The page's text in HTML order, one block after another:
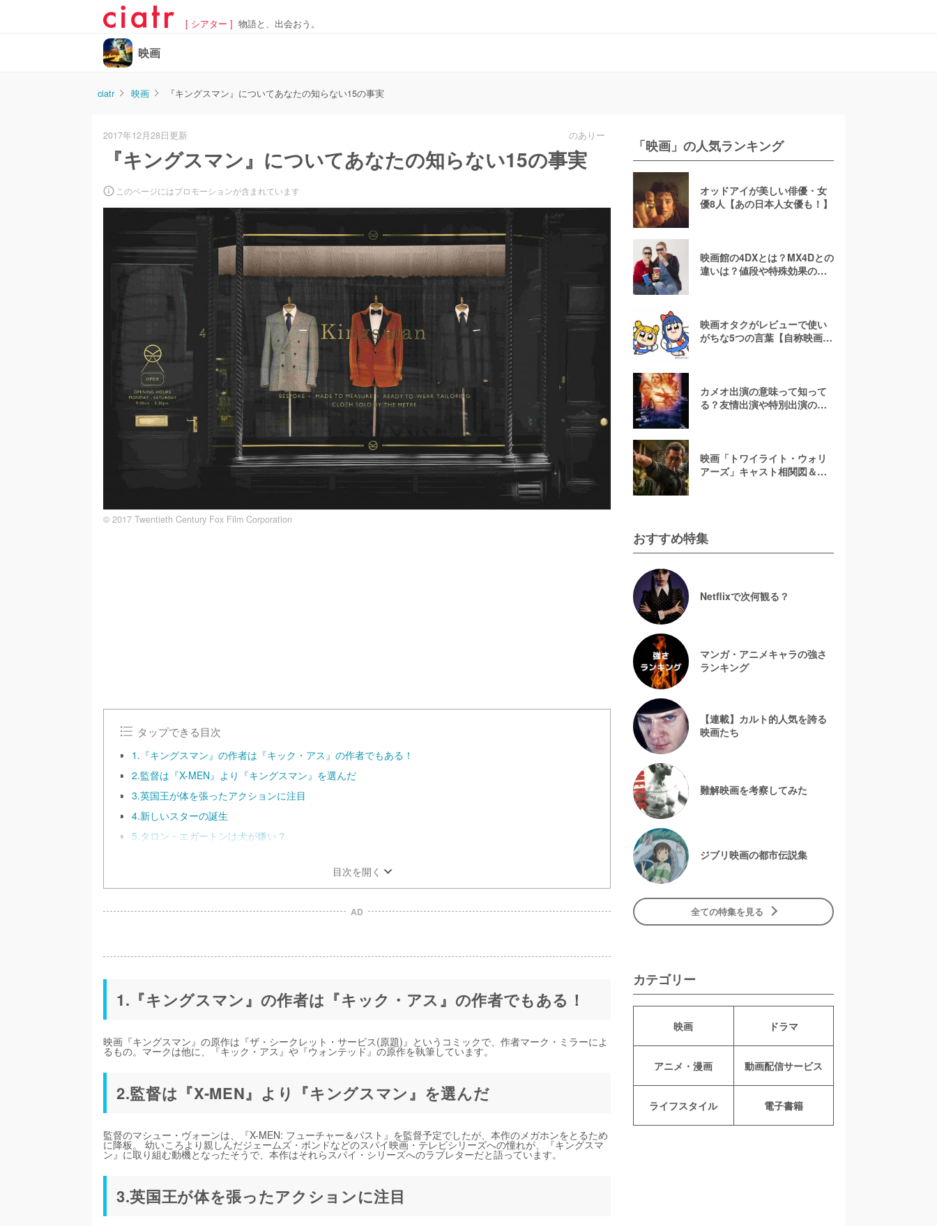
[ シアター ] 物語と、出会おう。
映画
ciatr 映画 『キングスマン』についてあなたの知らない15の事実
2017年12月28日更新 のありー
『キングスマン』についてあなたの知らない15の事実
このページにはプロモーションが含まれています
© 2017 Twentieth Century Fox Film Corporation
タップできる目次
1.『キングスマン』の作者は『キック・アス』の作者でもある！
2.監督は『X-MEN』より『キングスマン』を選んだ
3.英国王が体を張ったアクションに注目
4.新しいスターの誕生
5.タロン・エガートンは犬が嫌い？
目次を開く
AD
1.『キングスマン』の作者は『キック・アス』の作者でもある！
映画『キングスマン』の原作は『ザ・シークレット・サービス(原題)』というコミックで、作者マーク・ミラーによ
るもの。マークは他に、『キック・アス』や『ウォンテッド』の原作を執筆しています。
2.監督は『X-MEN』より『キングスマン』を選んだ
監督のマシュー・ヴォーンは、『X-MEN: フューチャー＆パスト』を監督予定でしたが、本作のメガホンをとるため
に降板。 幼いころより親しんだジェームズ・ボンドなどのスパイ映画・テレビシリーズへの憧れが、『キングスマ
ン』に取り組む動機となったそうで、本作はそれらスパイ・シリーズへのラブレターだと語っています。
3.英国王が体を張ったアクションに注目
「映画」の人気ランキング
オッドアイが美しい俳優・女
優8人【あの日本人女優も！】
映画館の4DXとは？MX4Dとの
違いは？値段や特殊効果の注
映画オタクがレビューで使い
がちな5つの言葉【自称映画オ
カメオ出演の意味って知って
る？友情出演や特別出演の違
映画「トワイライト・ウォリ
アーズ」キャスト相関図＆登
おすすめ特集
Netflixで次何観る？
マンガ・アニメキャラの強さ
ランキング
【連載】カルト的人気を誇る
映画たち
難解映画を考察してみた
ジブリ映画の都市伝説集
全ての特集を見る
カテゴリー
映画 ドラマ
アニメ・漫画 動画配信サービス
ライフスタイル 電子書籍